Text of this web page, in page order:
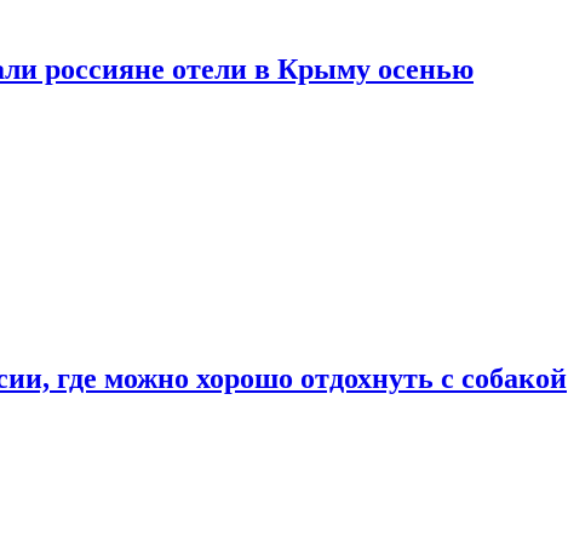
россияне отели в Крыму осенью
где можно хорошо отдохнуть с собакой